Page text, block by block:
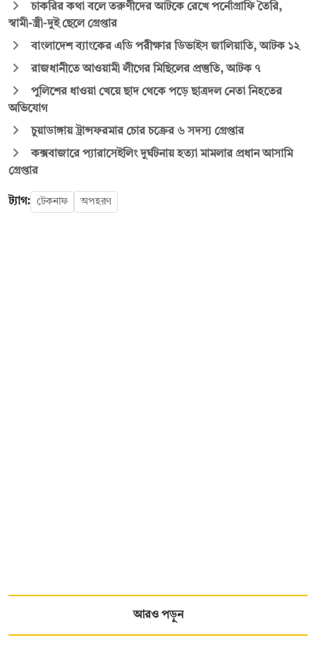
চাকরির কথা বলে তরুণীদের আটকে রেখে পর্নোগ্রাফি তৈরি,
স্বামী-স্ত্রী-দুই ছেলে গ্রেপ্তার
বাংলাদেশ ব্যাংকের এডি পরীক্ষার ডিভাইস জালিয়াতি, আটক ১২
রাজধানীতে আওয়ামী লীগের মিছিলের প্রস্তুতি, আটক ৭
পুলিশের ধাওয়া খেয়ে ছাদ থেকে পড়ে ছাত্রদল নেতা নিহতের
অভিযোগ
চুয়াডাঙ্গায় ট্রান্সফরমার চোর চক্রের ৬ সদস্য গ্রেপ্তার
কক্সবাজারে প্যারাসেইলিং দুর্ঘটনায় হত্যা মামলার প্রধান আসামি
গ্রেপ্তার
ট্যাগ: টেকনাফ অপহরণ
আরও পড়ুন